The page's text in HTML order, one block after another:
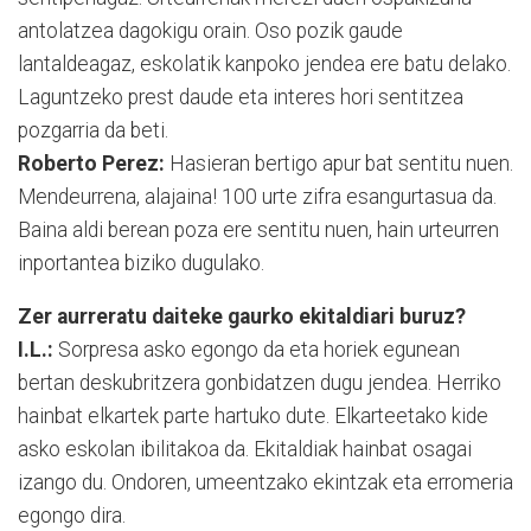
antolatzea dagokigu orain. Oso pozik gaude
lantaldeagaz, eskolatik kanpoko jendea ere batu delako.
Laguntzeko prest daude eta interes hori sentitzea
pozgarria da beti.
Roberto Perez: Hasieran bertigo apur bat sentitu nuen.
Mendeurrena, alajaina! 100 urte zifra esangurtasua da.
Baina aldi berean poza ere sentitu nuen, hain urteurren
inportantea biziko dugulako.
Zer aurreratu daiteke gaurko ekitaldiari buruz?
I.L.: Sorpresa asko egongo da eta horiek egunean
bertan deskubritzera gonbidatzen dugu jendea. Herriko
hainbat elkartek parte hartuko dute. Elkarteetako kide
asko eskolan ibilitakoa da. Ekitaldiak hainbat osagai
izango du. Ondoren, umeentzako ekintzak eta erromeria
egongo dira.